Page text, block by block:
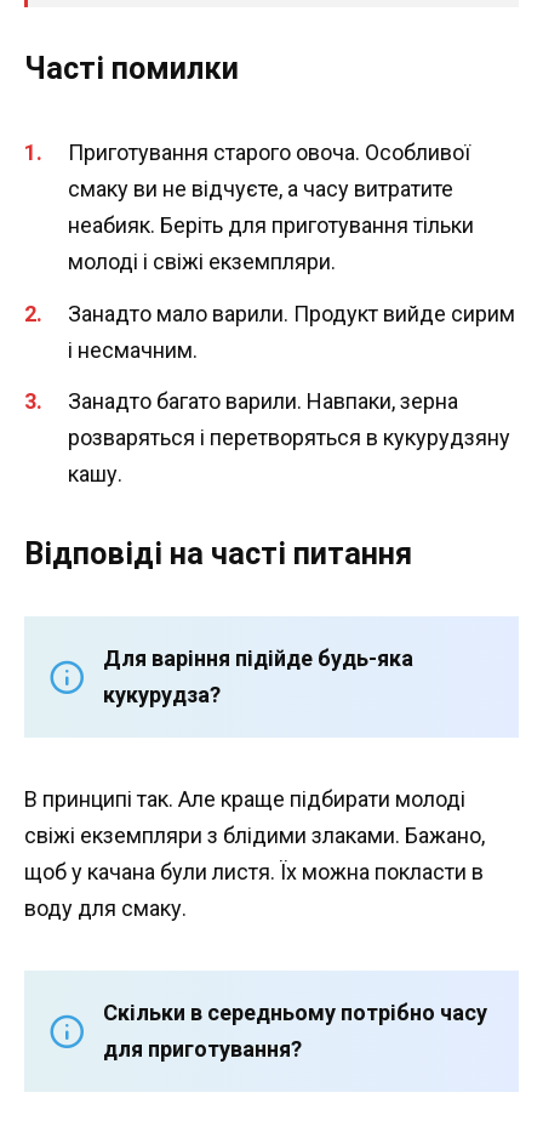
Часті помилки
Приготування старого овоча. Особливої ​​
смаку ви не відчуєте, а часу витратите
неабияк. Беріть для приготування тільки
молоді і свіжі екземпляри.
Занадто мало варили. Продукт вийде сирим
і несмачним.
Занадто багато варили. Навпаки, зерна
розваряться і перетворяться в кукурудзяну
кашу.
Відповіді на часті питання
Для варіння підійде будь-яка
кукурудза?
В принципі так. Але краще підбирати молоді
свіжі екземпляри з блідими злаками. Бажано,
щоб у качана були листя. Їх можна покласти в
воду для смаку.
Скільки в середньому потрібно часу
для приготування?